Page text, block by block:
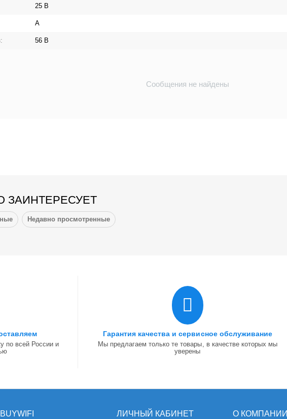
25 В
А
56 В
Сообщения не найдены
ЗАИНТЕРЕСУЕТ
Недавно просмотренные
по всей России и
Гарантия качества и сервисное обслуживание
Мы предлагаем только те товары, в качестве которых мы
уверены
BUYWIFI ЛИЧНЫЙ КАБИНЕТ О КОМПАНИИ